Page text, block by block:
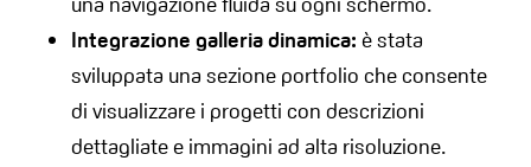
Integrazione galleria dinamica: è stata
sviluppata una sezione portfolio che consente
di visualizzare i progetti con descrizioni
dettagliate e immagini ad alta risoluzione.